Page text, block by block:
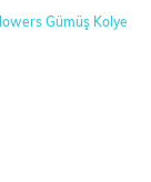
Gümüş Kolye